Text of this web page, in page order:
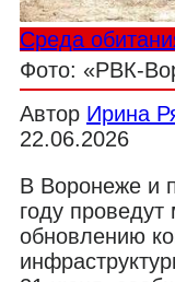
Среда
Фото: «РВК-
Автор Ирина
22.06.2026
В Воронеже и
году
обновлению